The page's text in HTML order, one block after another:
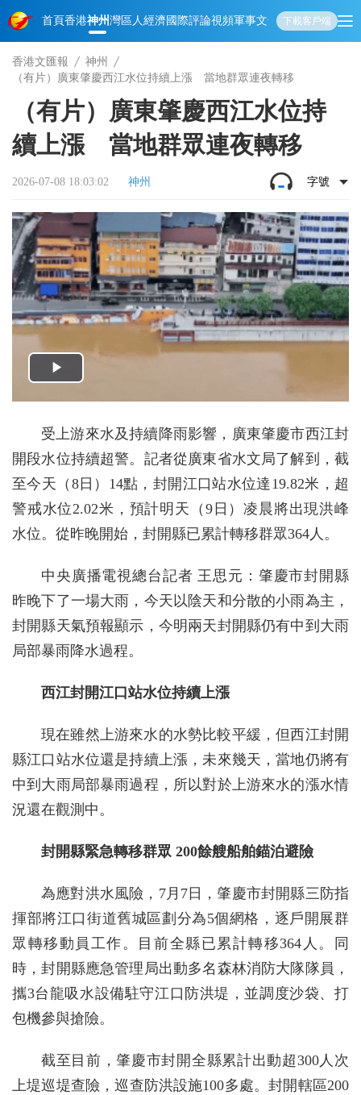
首頁香港神州灣區人經濟國際評論視頻軍事文化 娛樂生活教育體
下載客戶端
香港文匯報
神州
（有片）廣東肇慶西江水位持續上漲 當地群眾連夜轉移
（有片）廣東肇慶西江水位持
續上漲 當地群眾連夜轉移
2026-07-08 18:03:02 神州 字號
受上游來水及持續降雨影響，廣東肇慶市西江封
開段水位持續超警。記者從廣東省水文局了解到，截
至今天（8日）14點，封開江口站水位達19.82米，超
警戒水位2.02米，預計明天（9日）凌晨將出現洪峰
水位。從昨晚開始，封開縣已累計轉移群眾364人。
中央廣播電視總台記者 王思元：肇慶市封開縣
昨晚下了一場大雨，今天以陰天和分散的小雨為主，
封開縣天氣預報顯示，今明兩天封開縣仍有中到大雨
局部暴雨降水過程。
西江封開江口站水位持續上漲
現在雖然上游來水的水勢比較平緩，但西江封開
縣江口站水位還是持續上漲，未來幾天，當地仍將有
中到大雨局部暴雨過程，所以對於上游來水的漲水情
況還在觀測中。
封開縣緊急轉移群眾 200餘艘船舶錨泊避險
為應對洪水風險，7月7日，肇慶市封開縣三防指
揮部將江口街道舊城區劃分為5個網格，逐戶開展群
眾轉移動員工作。目前全縣已累計轉移364人。同
時，封開縣應急管理局出動多名森林消防大隊隊員，
攜3台龍吸水設備駐守江口防洪堤，並調度沙袋、打
包機參與搶險。
截至目前，肇慶市封開全縣累計出動超300人次
上堤巡堤查險，巡查防洪設施100多處。封開轄區200